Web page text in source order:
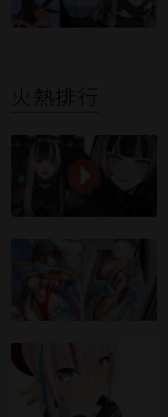
火熱排行